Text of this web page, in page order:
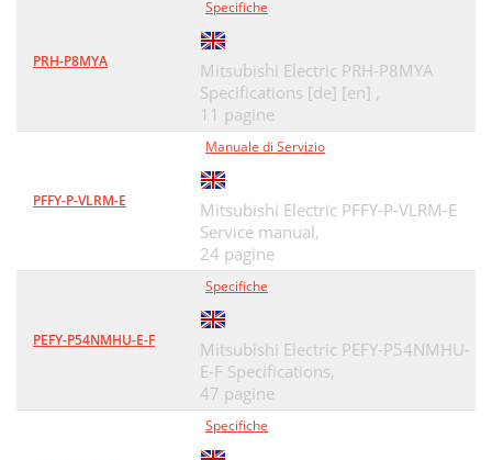
PRH-P8MYA
Specifiche
Mitsubishi Electric PRH-P8MYA
Specifications [de] [en] ,
11 pagine
PFFY-P-VLRM-E
Manuale di Servizio
Mitsubishi Electric PFFY-P-VLRM-E
Service manual,
24 pagine
PEFY-P54NMHU-E-F
Specifiche
Mitsubishi Electric PEFY-P54NMHU-
E-F Specifications,
47 pagine
Specifiche